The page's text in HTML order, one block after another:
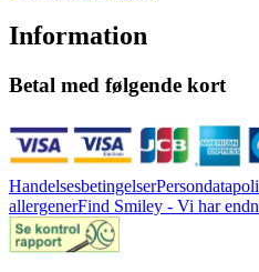
Information
Betal med følgende kort
Handelsesbetingelser
allergenerFind Smiley - Vi har